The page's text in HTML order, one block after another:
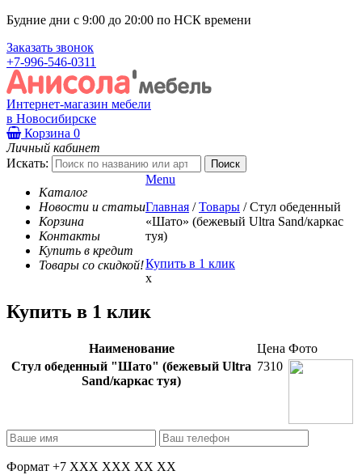
Будние дни с 9:00 до 20:00 по НСК времени
Заказать звонок
+7-996-546-0311
Интернет-магазин мебели
в Новосибирске
Корзина 0
Личный кабинет
Искать:
Каталог
Новости и статьи
Корзина
Контакты
Купить в кредит
Товары со скидкой!
Menu
Главная / Товары / Стул обеденный
«Шато» (бежевый Ultra Sand/каркас
туя)
Купить в 1 клик
x
Купить в 1 клик
Наименование Цена Фото
Стул обеденный "Шато" (бежевый Ultra
Sand/каркас туя)
7310
Формат +7 XXX XXX XX XX